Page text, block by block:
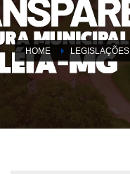
HOME LEGISLAÇÕES